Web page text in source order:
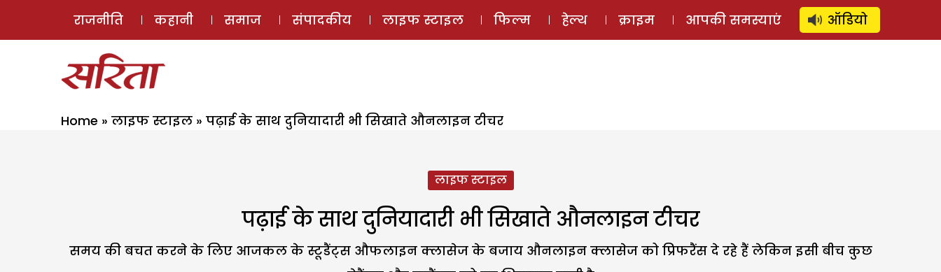
ई-मैगज़ीन ऑडियो स्टोरी लॉग इन ⚲ SUBSCRIBE
राजनीति कहानी समाज संपादकीय लाइफ स्टाइल फिल्म हेल्थ क्राइम आपकी समस्याएं ऑडियो
Home » लाइफ स्टाइल » पढ़ाई के साथ दुनियादारी भी सिखाते औनलाइन टीचर
लाइफ स्टाइल
पढ़ाई के साथ दुनियादारी भी सिखाते औनलाइन टीचर
समय की बचत करने के लिए आजकल के स्टूडैंट्स औफलाइन क्लासेज के बजाय औनलाइन क्लासेज को प्रिफरैंस दे रहे हैं लेकिन इसी बीच कुछ